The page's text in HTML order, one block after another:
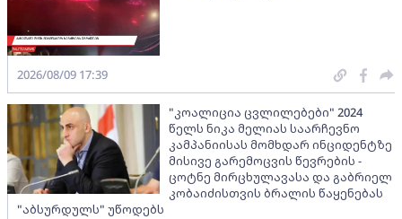
2026/08/09 17:39
"კოალიცია ცვლილებები" 2024
წელს ნიკა მელიას საარჩევნო
კამპანიისას მომხდარ ინციდენტზე
მისივე გარემოცვის წევრების -
ცოტნე მირცხულავასა და გაბრიელ
კობაიძისთვის ბრალის წაყენებას
"აბსურდულს" უწოდებს